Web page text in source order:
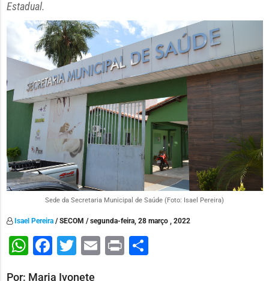
Estadual.
Sede da Secretaria Municipal de Saúde (Foto: Isael Pereira)
Isael Pereira/ SECOM / segunda-feira, 28 março , 2022
WhatsApp
Facebook
Twitter
Email
PrintShare
Por: Maria Ivonete